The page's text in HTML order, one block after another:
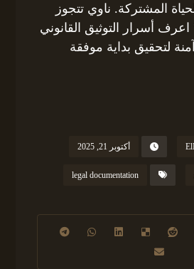
المشتركة. ناوي تتجوز
أسرار التوثيق القانوني
لتحقيق بداية موفقة
أكتوبر 21, 2025
legal documentation